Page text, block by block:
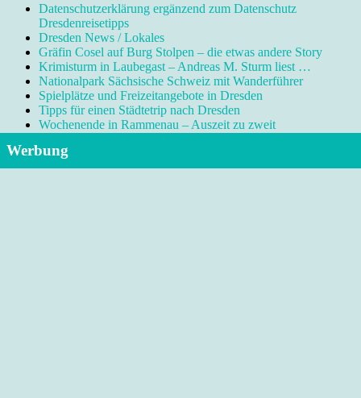
Datenschutzerklärung ergänzend zum Datenschutz
Dresdenreisetipps
Dresden News / Lokales
Gräfin Cosel auf Burg Stolpen – die etwas andere Story
Krimisturm in Laubegast – Andreas M. Sturm liest …
Nationalpark Sächsische Schweiz mit Wanderführer
Spielplätze und Freizeitangebote in Dresden
Tipps für einen Städtetrip nach Dresden
Wochenende in Rammenau – Auszeit zu zweit
Werbung